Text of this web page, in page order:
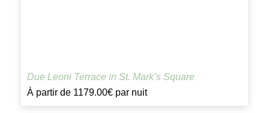
Due Leoni Terrace in St. Mark’s Square
À partir de 1179.00€ par nuit